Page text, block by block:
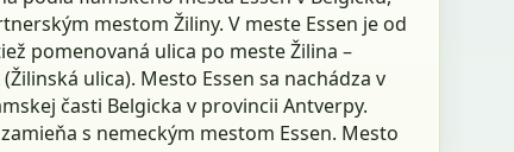
mestom Žiliny. V meste Essen je od
pomenovaná ulica po meste Žilina –
ulica). Mesto Essen sa nachádza v
časti Belgicka v provincii Antverpy.
s nemeckým mestom Essen. Mesto